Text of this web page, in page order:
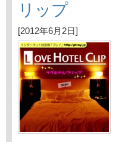
リップ
[2012年6月2日]